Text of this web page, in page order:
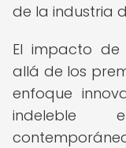
de la industria
El impacto de
allá de los
enfoque
indeleble